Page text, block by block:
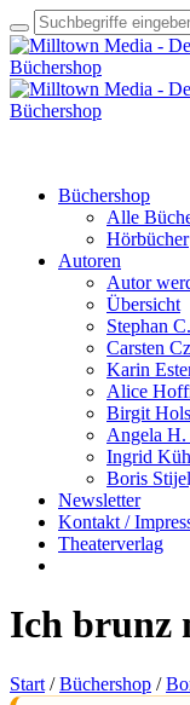
Büchershop
Alle
Hörbücher
Autoren
Autor
Übersicht
Stephan
Carsten
Karin
Alice
Birgit
Angela H.
Ingrid
Boris
Newsletter
Kontakt /
Theaterverlag
Ich brunz
Start /Büchershop /